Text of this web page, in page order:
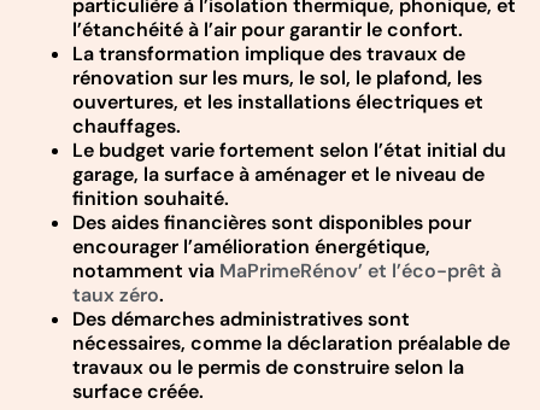
particulière à l’isolation thermique, phonique, et
l’étanchéité à l’air pour garantir le confort.
La transformation implique des travaux de
rénovation sur les murs, le sol, le plafond, les
ouvertures, et les installations électriques et
chauffages.
Le budget varie fortement selon l’état initial du
garage, la surface à aménager et le niveau de
finition souhaité.
Des aides financières sont disponibles pour
encourager l’amélioration énergétique,
notamment via MaPrimeRénov’ et l’éco-prêt à
taux zéro.
Des démarches administratives sont
nécessaires, comme la déclaration préalable de
travaux ou le permis de construire selon la
surface créée.